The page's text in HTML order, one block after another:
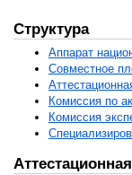
Структура
Аппарат
Совместное
Комиссия по
Комиссия